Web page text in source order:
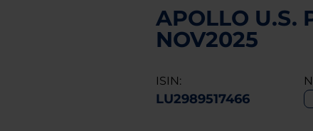
APOLLO U.S.
NOV2025
ISIN:
LU2989517466